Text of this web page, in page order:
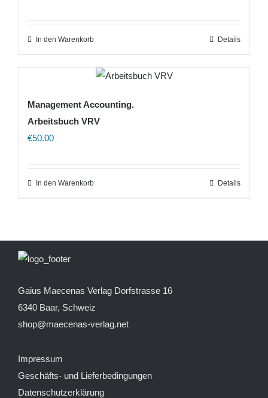
In den Warenkorb Details
Management Accounting.
Arbeitsbuch VRV
€50.00
In den Warenkorb Details
Gaius Maecenas Verlag Dorfstrasse 16
6340 Baar, Schweiz
shop@maecenas-verlag.net
Impressum
Geschäfts- und Lieferbedingungen
Datenschutzerklärung